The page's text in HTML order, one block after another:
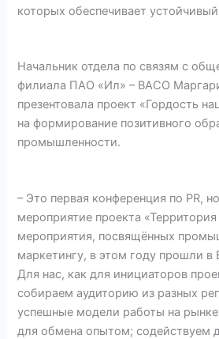
которых обеспечивает
Начальник отдела по связям с
филиала ПАО «Ил» – ВАСО
презентовала проект «Гордость
на формирование позитивного
промышленности.
– Это первая конференция по PR,
мероприятие проекта
мероприятия, посвящённых
маркетингу, в этом году прошли
Для нас, как для инициаторов
собираем аудиторию из разных
успешные модели работы на
для обмена опытом; содействуем